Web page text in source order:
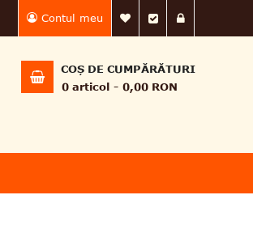
Contul meu Lista Mea de
Finalizează
COȘ DE CUMPĂRĂTURI
0 articol 0,00 RON